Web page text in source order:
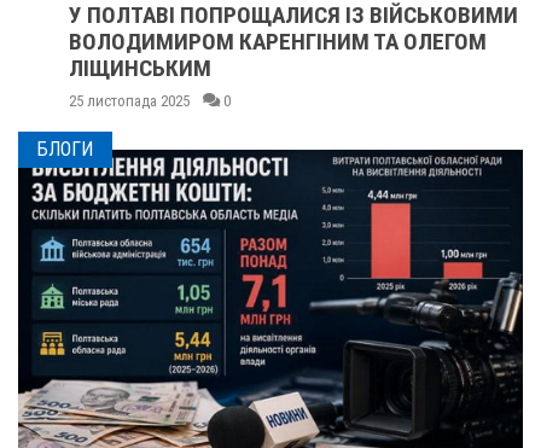
У ПОЛТАВІ ПОПРОЩАЛИСЯ ІЗ ВІЙСЬКОВИМИ
ВОЛОДИМИРОМ КАРЕНГІНИМ ТА ОЛЕГОМ
ЛІЩИНСЬКИМ
25 листопада 2025 0
БЛОГИ